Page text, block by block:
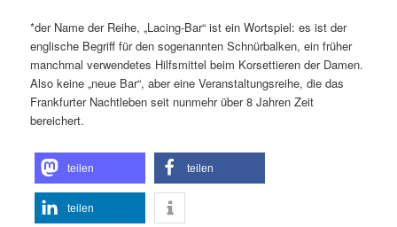
*der Name der Reihe, „Lacing-Bar“ ist ein Wortspiel: es ist der
englische Begriff für den sogenannten Schnürbalken, ein früher
manchmal verwendetes Hilfsmittel beim Korsettieren der Damen.
Also keine „neue Bar“, aber eine Veranstaltungsreihe, die das
Frankfurter Nachtleben seit nunmehr über 8 Jahren Zeit
bereichert.
teilen teilen
teilen